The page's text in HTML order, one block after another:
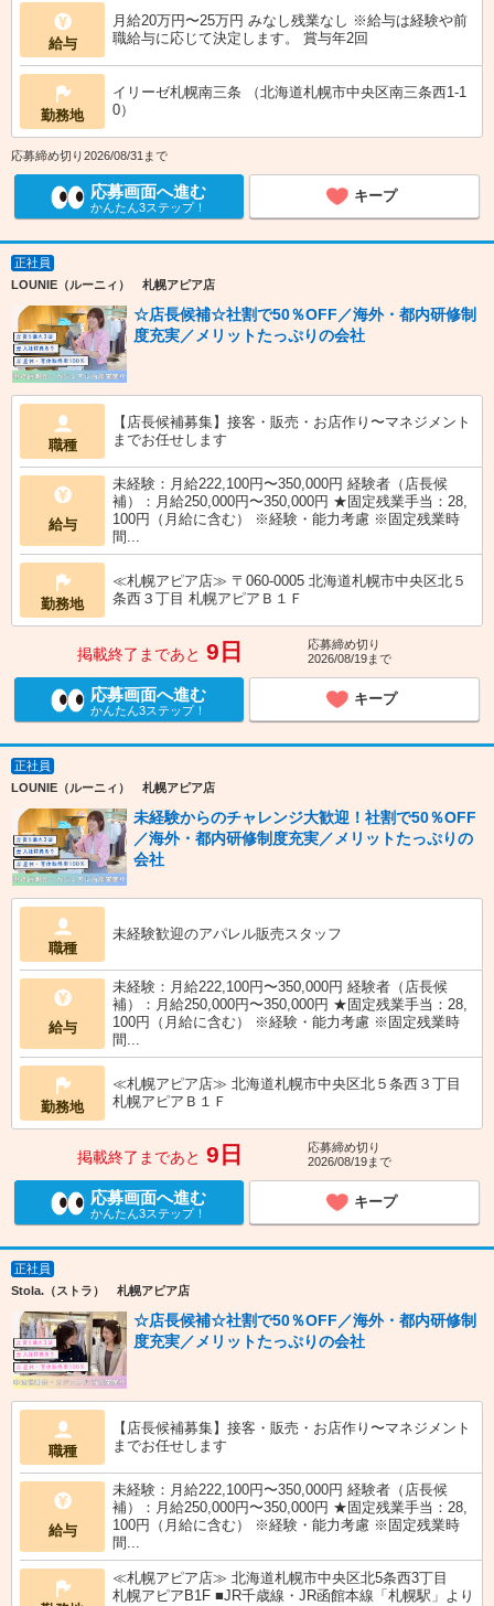
給与
月給20万円〜25万円 みなし残業なし ※給与は経験や前
職給与に応じて決定します。 賞与年2回
勤務地
イリーゼ札幌南三条 （北海道札幌市中央区南三条西1-1
0）
応募締め切り2026/08/31まで
応募画面へ進む
かんたん3ステップ！
キープ
正社員
LOUNIE（ルーニィ） 札幌アピア店
☆店長候補☆社割で50％OFF／海外・都内研修制
度充実／メリットたっぷりの会社
職種
【店長候補募集】接客・販売・お店作り〜マネジメント
までお任せします
給与
未経験：月給222,100円〜350,000円 経験者（店長候
補）：月給250,000円〜350,000円 ★固定残業手当：28,
100円（月給に含む） ※経験・能力考慮 ※固定残業時
間...
勤務地
≪札幌アピア店≫ 〒060-0005 北海道札幌市中央区北５
条西３丁目 札幌アピアＢ１Ｆ
掲載終了まであと 9日
応募締め切り
2026/08/19まで
応募画面へ進む
かんたん3ステップ！
キープ
正社員
LOUNIE（ルーニィ） 札幌アピア店
未経験からのチャレンジ大歓迎！社割で50％OFF
／海外・都内研修制度充実／メリットたっぷりの
会社
職種
未経験歓迎のアパレル販売スタッフ
給与
未経験：月給222,100円〜350,000円 経験者（店長候
補）：月給250,000円〜350,000円 ★固定残業手当：28,
100円（月給に含む） ※経験・能力考慮 ※固定残業時
間...
勤務地
≪札幌アピア店≫ 北海道札幌市中央区北５条西３丁目
札幌アピアＢ１Ｆ
掲載終了まであと 9日
応募締め切り
2026/08/19まで
応募画面へ進む
かんたん3ステップ！
キープ
正社員
Stola.（ストラ） 札幌アピア店
☆店長候補☆社割で50％OFF／海外・都内研修制
度充実／メリットたっぷりの会社
職種
【店長候補募集】接客・販売・お店作り〜マネジメント
までお任せします
給与
未経験：月給222,100円〜350,000円 経験者（店長候
補）：月給250,000円〜350,000円 ★固定残業手当：28,
100円（月給に含む） ※経験・能力考慮 ※固定残業時
間...
≪札幌アピア店≫ 北海道札幌市中央区北5条西3丁目
札幌アピアB1F ■JR千歳線・JR函館本線「札幌駅」より